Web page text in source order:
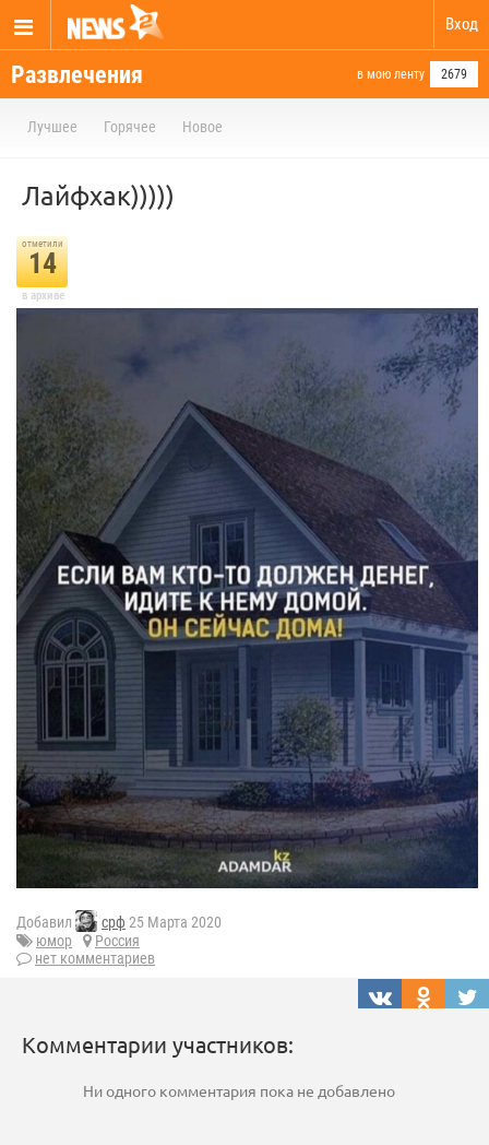
Вход
Развлечения в мою ленту 2679
Лучшее Горячее Новое
Лайфхак)))))
отметили
14
в архиве
Добавил срф 25 Марта 2020
юмор
Россия
нет комментариев
Комментарии участников:
Ни одного комментария пока не добавлено